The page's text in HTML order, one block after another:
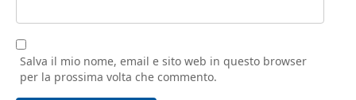
Salva il mio nome, email e sito web in questo browser
per la prossima volta che commento.